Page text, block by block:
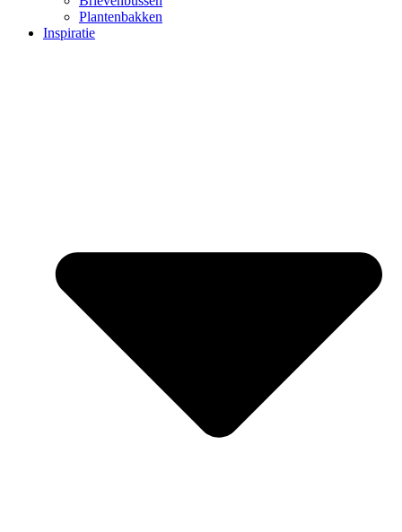
Plantenbakken
Inspiratie